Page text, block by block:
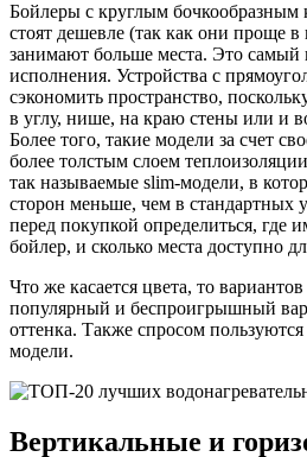
Бойлеры с круглым бочкообразным
стоят дешевле (так как они проще в
занимают больше места. Это самый
исполнения. Устройства с
сэкономить пространство,
в углу, нише, на краю стены или и
Более того, такие модели за счет
более толстым слоем
так называемые slim-модели, в
сторон меньше, чем в стандартных
перед покупкой определиться, где
бойлер, и сколько места доступно
Что же касается цвета, то
популярный и беспроигрышный
оттенка. Также спросом
модели.
Вертикальные и